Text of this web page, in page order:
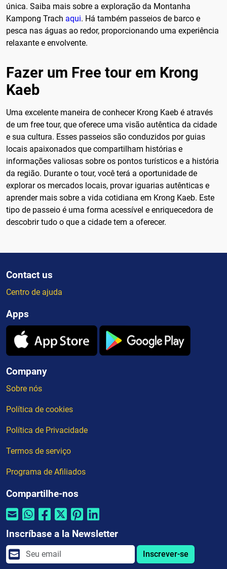
única. Saiba mais sobre a exploração da Montanha
Kampong Trach aqui. Há também passeios de barco e
pesca nas águas ao redor, proporcionando uma experiência
relaxante e envolvente.
Fazer um Free tour em Krong
Kaeb
Uma excelente maneira de conhecer Krong Kaeb é através
de um free tour, que oferece uma visão autêntica da cidade
e sua cultura. Esses passeios são conduzidos por guias
locais apaixonados que compartilham histórias e
informações valiosas sobre os pontos turísticos e a história
da região. Durante o tour, você terá a oportunidade de
explorar os mercados locais, provar iguarias autênticas e
aprender mais sobre a vida cotidiana em Krong Kaeb. Este
tipo de passeio é uma forma acessível e enriquecedora de
descobrir tudo o que a cidade tem a oferecer.
Contact us
Centro de ajuda
Apps
Company
Sobre nós
Política de cookies
Política de Privacidade
Termos de serviço
Programa de Afiliados
Compartilhe-nos
Inscríbase a la Newsletter
Inscrever-se